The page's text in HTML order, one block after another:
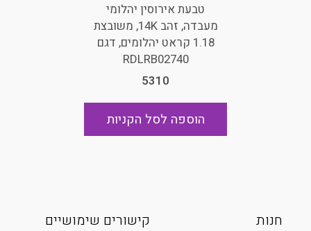
טבעת אירוסין יהלומי
מעבדה, זהב 14K, משובצת
1.18 קראט יהלומים, דגם
RDLRB02740
5310
הוספה לסל הקניות
חנות קישורים שימושיים